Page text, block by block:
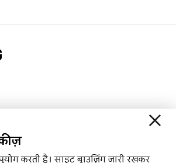
करती है। साइट ब्राउज़िंग जारी रखकर